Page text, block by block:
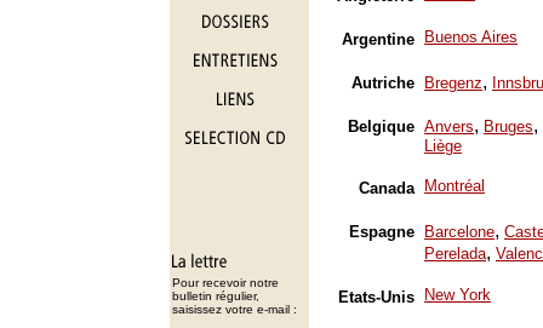
Pour recevoir notre
bulletin régulier,
saisissez votre e-mail :
Argentine Buenos Aires
Autriche Bregenz,
Belgique Anvers, Bruges,
Liège
Canada Montréal
Espagne Barcelone,
Perelada,
Etats-Unis New York